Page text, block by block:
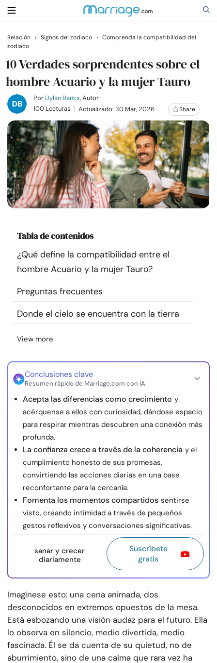
Buscar
Casarse
Relaciones
Familia
Ayuda
Cursos
Recursos
Comunidad
Encuentra un terapeuta
Idioma
nosotros
© Copyright 2026. Todos los derechos reservados.
Relación › Signos del zodiaco › Comprenda la compatibilidad del
zodiaco
10 Verdades sorprendentes sobre el
hombre Acuario y la mujer Tauro
Por Dylan Banks, Autor
100 Lecturas
Actualizado: 30 Mar, 2026 Share
Tabla de contenidos
¿Qué define la compatibilidad entre el
hombre Acuario y la mujer Tauro?
Preguntas frecuentes
Donde el cielo se encuentra con la tierra
View more
Conclusiones clave
Resumen rápido de Marriage.com con IA
Acepta las diferencias como crecimiento y
acérquense a ellos con curiosidad, dándose espacio
para respirar mientras descubren una conexión más
profunda.
La confianza crece a través de la coherencia y el
cumplimiento honesto de sus promesas,
convirtiendo las acciones diarias en una base
reconfortante para la cercanía.
Fomenta los momentos compartidos sentirse
visto, creando intimidad a través de pequeños
gestos reflexivos y conversaciones significativas.
sanar y crecer
diariamente
Suscríbete
gratis
Imagínese esto: una cena animada, dos
desconocidos en extremos opuestos de la mesa.
Está esbozando una visión audaz para el futuro. Ella
lo observa en silencio, medio divertida, medio
fascinada. Él se da cuenta de su quietud, no de
aburrimiento, sino de una calma que rara vez ha